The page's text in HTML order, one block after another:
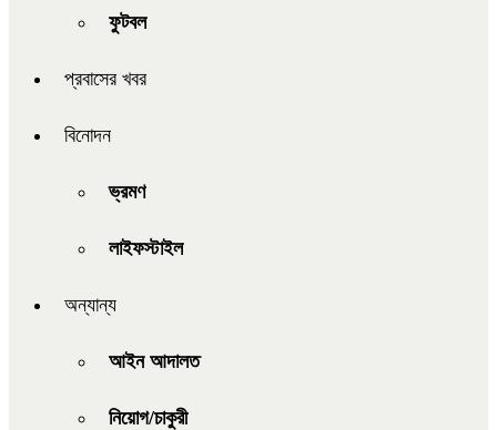
ফুটবল
প্রবাসের খবর
বিনোদন
ভ্রমণ
লাইফস্টাইল
অন্যান্য
আইন আদালত
নিয়োগ/চাকুরী